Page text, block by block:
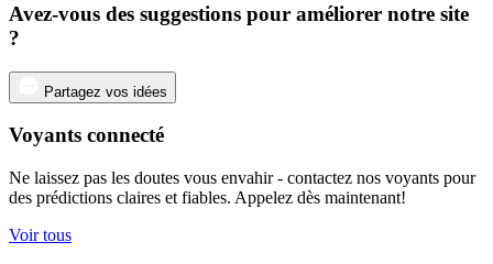
Avez-vous des suggestions pour améliorer notre site
?
Partagez vos idées
Voyants connecté
Ne laissez pas les doutes vous envahir - contactez nos voyants pour
des prédictions claires et fiables. Appelez dès maintenant!
Voir tous